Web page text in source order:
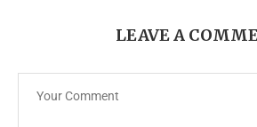
LEAVE A